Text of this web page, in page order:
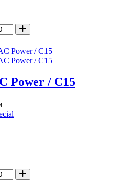
Power / C15